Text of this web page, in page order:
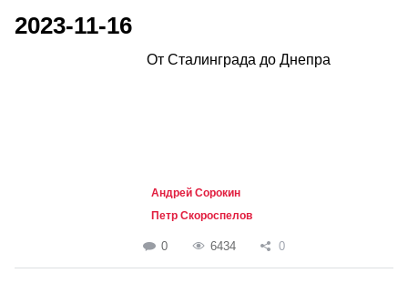
2023-11-16
От Сталинграда до Днепра
Андрей Сорокин
Петр Скороспелов
0 6434 0